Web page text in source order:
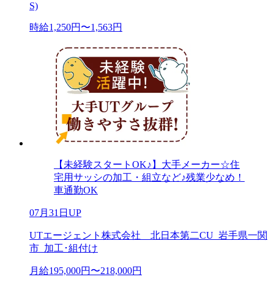
S)
時給1,250円〜1,563円
【未経験スタートOK♪】大手メーカー☆住
宅用サッシの加工・組立など♪残業少なめ！
車通勤OK
07月31日UP
UTエージェント株式会社 北日本第二CU_岩手県一関
市_加工･組付け
月給195,000円〜218,000円